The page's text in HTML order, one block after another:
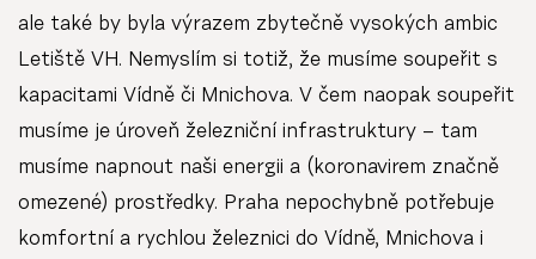
ale také by byla výrazem zbytečně vysokých ambic
Letiště VH. Nemyslím si totiž, že musíme soupeřit s
kapacitami Vídně či Mnichova. V čem naopak soupeřit
musíme je úroveň železniční infrastruktury – tam
musíme napnout naši energii a (koronavirem značně
omezené) prostředky. Praha nepochybně potřebuje
komfortní a rychlou železnici do Vídně, Mnichova i